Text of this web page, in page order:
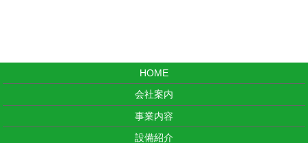
HOME
会社案内
事業内容
設備紹介